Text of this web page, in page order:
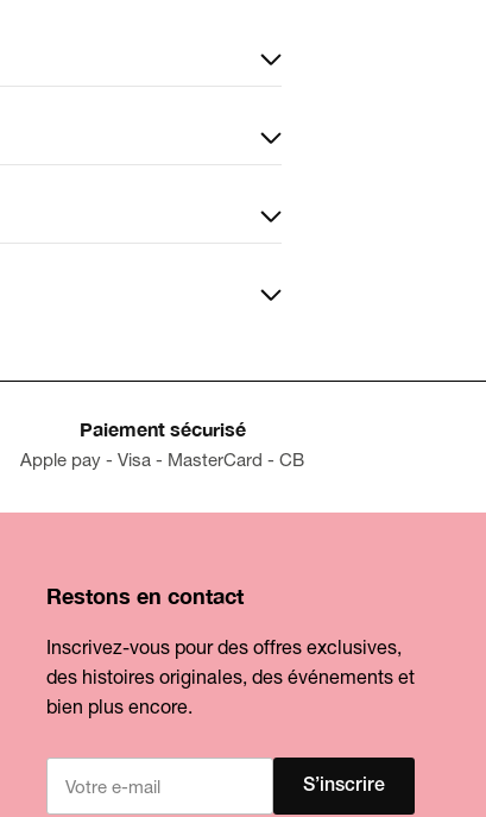
Paiement sécurisé
Apple pay - Visa - MasterCard - CB
Restons en contact
Inscrivez-vous pour des offres exclusives,
des histoires originales, des événements et
bien plus encore.
S’inscrire